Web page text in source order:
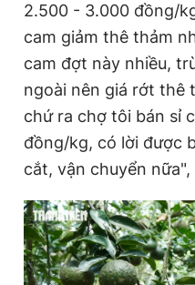
2.500 - 3.000 đồng/
cam giảm thê thảm
cam đợt này nhiều,
ngoài nên giá rớt thê
chứ ra chợ tôi bán sỉ
đồng/kg, có lời được
cắt, vận chuyển